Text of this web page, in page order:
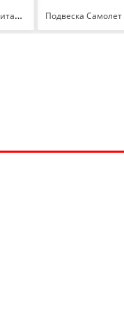
Подвеска Мусульманская Полумесяц с фианитами из красного золота 585 с родированием 3221907 1 1 1